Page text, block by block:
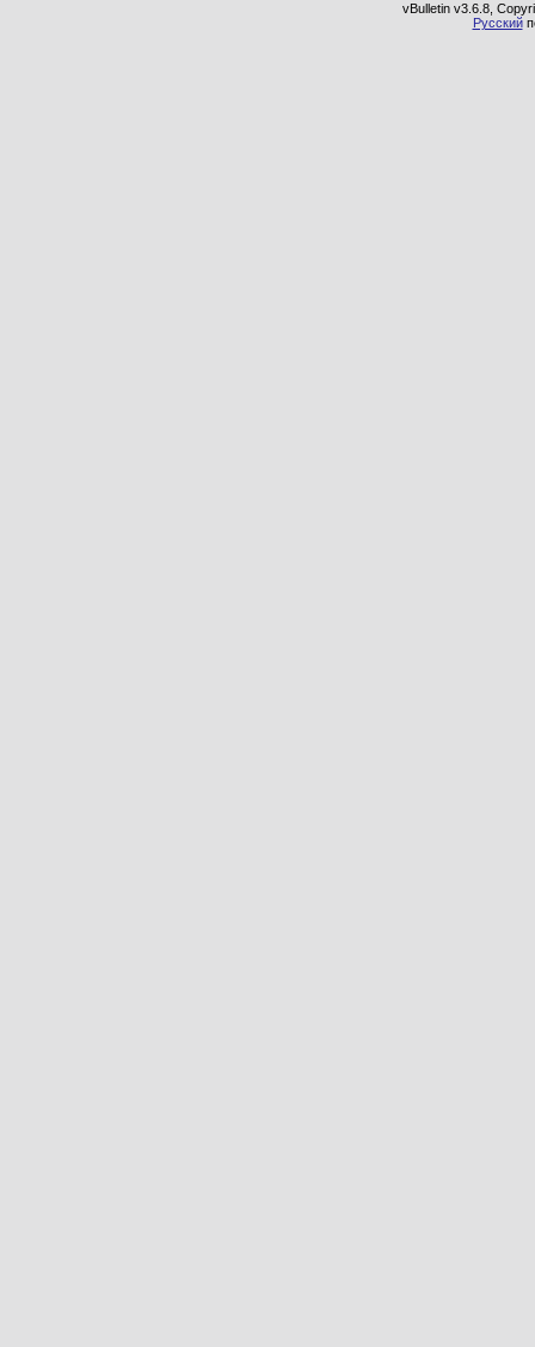
vBulletin v3.6.8,
Русский